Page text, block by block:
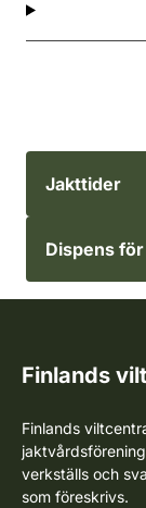
Jakttider
Dispens
Finlands
Finlands
verkställs och
som föreskrivs.